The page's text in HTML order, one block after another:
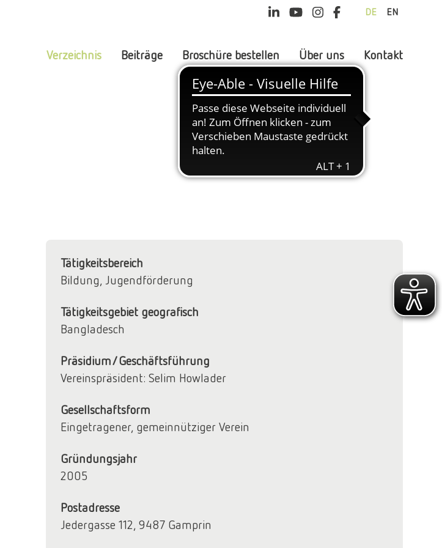
DE EN
Verzeichnis Beiträge Broschüre bestellen Über uns Kontakt
Tätigkeitsbereich
Bildung, Jugendförderung
Tätigkeitsgebiet geografisch
Bangladesch
Präsidium/Geschäftsführung
Vereinspräsident: Selim Howlader
Gesellschaftsform
Eingetragener, gemeinnütziger Verein
Gründungsjahr
2005
Postadresse
Jedergasse 112, 9487 Gamprin